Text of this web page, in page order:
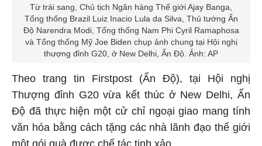
Từ trái sang, Chủ tịch Ngân hàng Thế giới Ajay Banga,
Tổng thống Brazil Luiz Inacio Lula da Silva, Thủ tướng Ấn
Độ Narendra Modi, Tổng thống Nam Phi Cyril Ramaphosa
và Tổng thống Mỹ Joe Biden chụp ảnh chung tại Hội nghị
thượng đỉnh G20, ở New Delhi, Ấn Độ. Ảnh: AP
Theo trang tin Firstpost (Ấn Độ), tại Hội nghị
Thượng đỉnh G20 vừa kết thúc ở New Delhi, Ấn
Độ đã thực hiện một cử chỉ ngoại giao mang tính
văn hóa bằng cách tặng các nhà lãnh đạo thế giới
một gói quà được chế tác tinh xảo.